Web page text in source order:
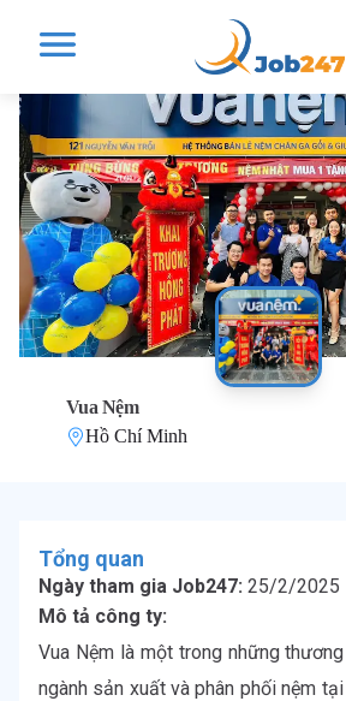
Vua Nệm
Hồ Chí Minh
Tổng quan
Ngày tham gia Job247: 25/2/2025
Mô tả công ty:
Vua Nệm là một trong những
ngành sản xuất và phân phối nệm